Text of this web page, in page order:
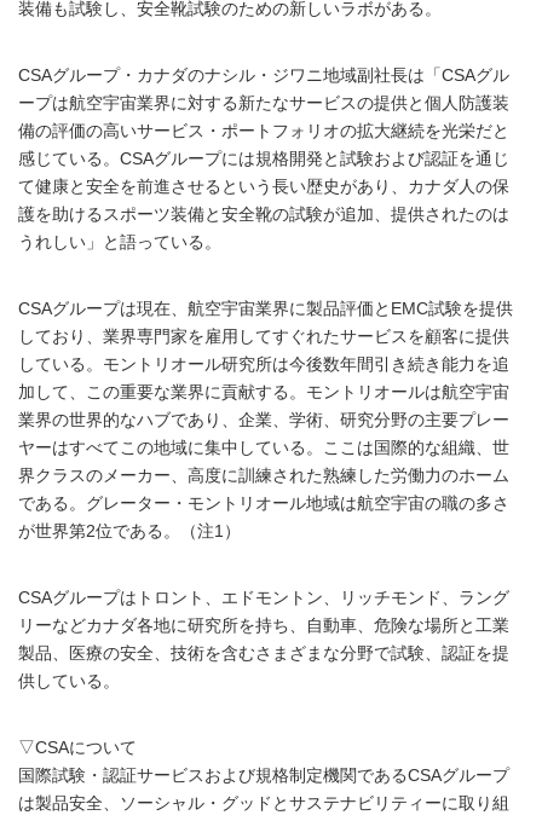
装備も試験し、安全靴試験のための新しいラボがある。
CSAグループ・カナダのナシル・ジワニ地域副社長は「CSAグル
ープは航空宇宙業界に対する新たなサービスの提供と個人防護装
備の評価の高いサービス・ポートフォリオの拡大継続を光栄だと
感じている。CSAグループには規格開発と試験および認証を通じ
て健康と安全を前進させるという長い歴史があり、カナダ人の保
護を助けるスポーツ装備と安全靴の試験が追加、提供されたのは
うれしい」と語っている。
CSAグループは現在、航空宇宙業界に製品評価とEMC試験を提供
しており、業界専門家を雇用してすぐれたサービスを顧客に提供
している。モントリオール研究所は今後数年間引き続き能力を追
加して、この重要な業界に貢献する。モントリオールは航空宇宙
業界の世界的なハブであり、企業、学術、研究分野の主要プレー
ヤーはすべてこの地域に集中している。ここは国際的な組織、世
界クラスのメーカー、高度に訓練された熟練した労働力のホーム
である。グレーター・モントリオール地域は航空宇宙の職の多さ
が世界第2位である。（注1）
CSAグループはトロント、エドモントン、リッチモンド、ラング
リーなどカナダ各地に研究所を持ち、自動車、危険な場所と工業
製品、医療の安全、技術を含むさまざまな分野で試験、認証を提
供している。
▽CSAについて
国際試験・認証サービスおよび規格制定機関であるCSAグループ
は製品安全、ソーシャル・グッドとサステナビリティーに取り組